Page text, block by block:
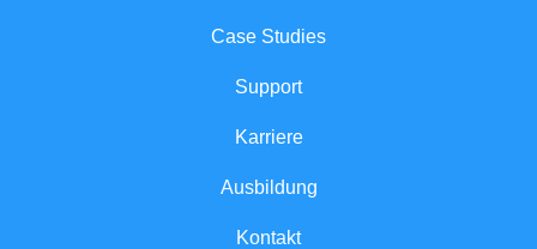
Case Studies
Support
Karriere
Ausbildung
Kontakt